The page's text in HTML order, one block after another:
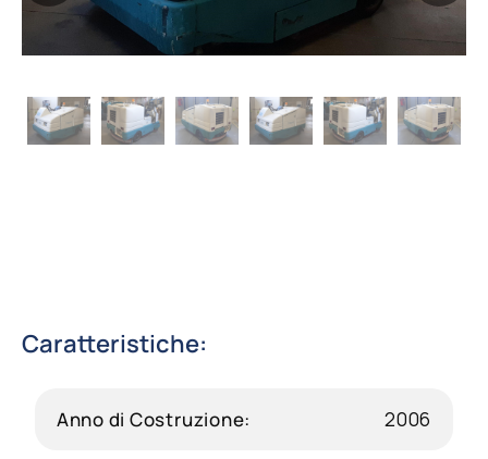
Contatti
Shop
Caratteristiche:
Anno di Costruzione: 2006